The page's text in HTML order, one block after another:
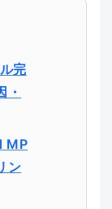
完
・
MP
ン